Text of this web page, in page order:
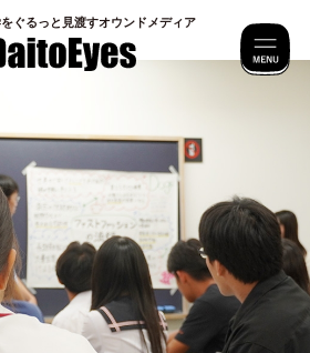
ぐるっと⾒渡すオウンドメディア